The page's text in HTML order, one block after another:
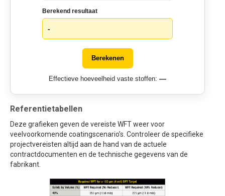
Berekend resultaat
-
Berekenen
Effectieve hoeveelheid vaste stoffen: —
Referentietabellen
Deze grafieken geven de vereiste WFT weer voor
veelvoorkomende coatingscenario’s. Controleer de specifieke
projectvereisten altijd aan de hand van de actuele
contractdocumenten en de technische gegevens van de
fabrikant.